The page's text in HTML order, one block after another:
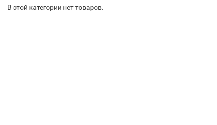
В этой категории нет товаров.